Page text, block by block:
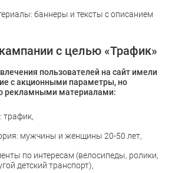
баннеры и тексты с описанием
с целью «Трафик»
пользователей на сайт имели
с акционными параметры, но
рекламными материалами:
трафик,
мужчины и женщины 20-50 лет,
по интересам (велосипеды, ролики,
детский транспорт),